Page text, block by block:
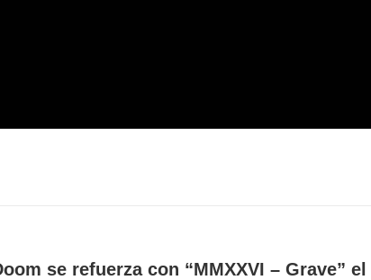
se refuerza con “MMXXVI – Grave”